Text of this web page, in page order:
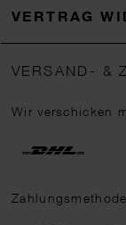
VERTRAG
VERSAND- &
Wir verschicken